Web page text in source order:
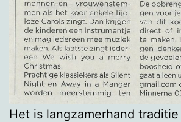
Het is langzamerhand